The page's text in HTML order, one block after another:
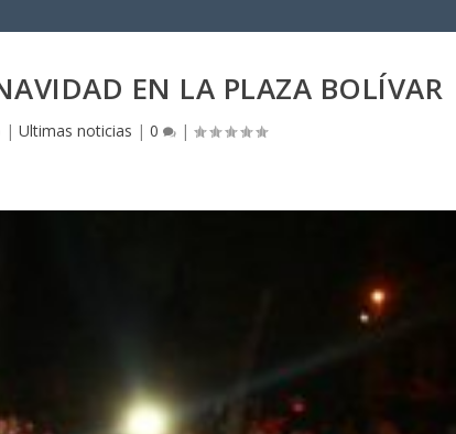
EN LA PLAZA BOLÍVAR
|Ultimas noticias |0 |